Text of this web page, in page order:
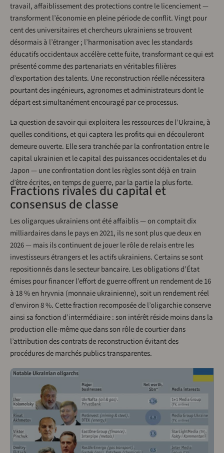
travail, affaiblissement des protections contre le licenciement —
transforment l’économie en pleine période de conflit. Vingt pour
cent des universitaires et chercheurs ukrainiens se trouvent
désormais à l’étranger ; l’harmonisation avec les standards
éducatifs occidentaux accélère cette fuite, transformant ce qui est
présenté comme des partenariats en véritables filières
d’exportation des talents. Une reconstruction réelle nécessitera
pourtant des ingénieurs, agronomes et administrateurs dont le
départ est simultanément encouragé par ce processus.
La question de savoir qui exploitera les ressources de l’Ukraine, à
quelles conditions, et qui captera les profits qui en découleront
demeure ouverte. Elle sera tranchée par la confrontation entre le
capital ukrainien et le capital des puissances occidentales et du
Japon — une confrontation dont les règles sont déjà en train
d’être écrites, en temps de guerre, par la partie la plus forte.
Fractions rivales du capital et
consensus de classe
Les oligarques ukrainiens ont été affaiblis — on comptait dix
milliardaires dans le pays en 2021, ils ne sont plus que deux en
2026 — mais ils continuent de jouer le rôle de relais entre les
investisseurs étrangers et les actifs ukrainiens. Certains se sont
repositionnés dans le secteur bancaire. Les obligations d’État
émises pour financer l’effort de guerre offrent un rendement de 16
à 18 % en hryvnia (monnaie ukrainienne), soit un rendement réel
d’environ 8 %. Cette fraction recomposée de l’oligarchie conserve
ainsi sa fonction d’intermédiaire : son intérêt réside moins dans la
production elle-même que dans son rôle de courtier dans
l’attribution des contrats de reconstruction évitant des
procédures de marchés publics transparentes.